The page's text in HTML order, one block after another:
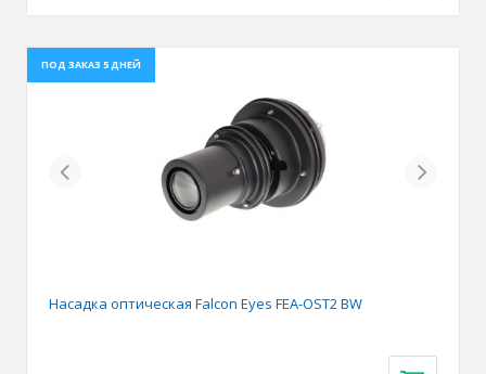
ПОД ЗАКАЗ 5 ДНЕЙ
Previous Next
Насадка оптическая Falcon Eyes FEA-OST2 BW